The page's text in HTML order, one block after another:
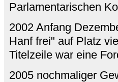
Parlamentarischen
2002 Anfang
Hanf frei" auf Platz
Titelzeile war eine
2005 nochmaliger